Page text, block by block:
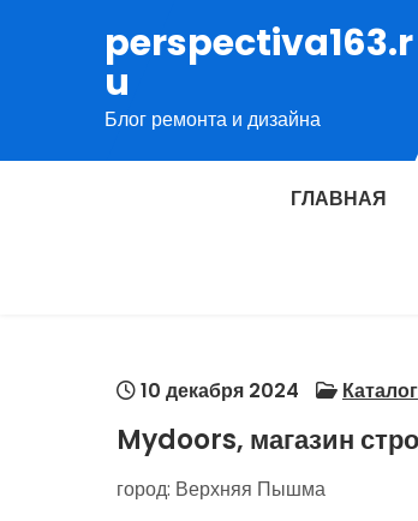
содержимому
perspectiva163.r
u
Блог ремонта и дизайна
ГЛАВНАЯ
10 декабря 2024 Каталог
Mydoors, магазин
город: Верхняя Пышма